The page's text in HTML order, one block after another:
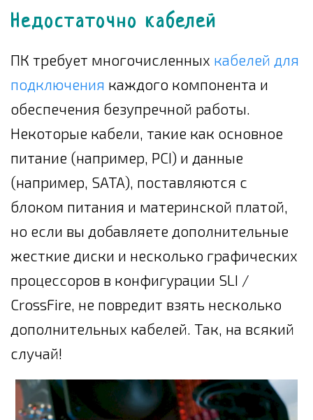
Недостаточно кабелей
ПК требует многочисленных кабелей для
подключения каждого компонента и
обеспечения безупречной работы.
Некоторые кабели, такие как основное
питание (например, PCI) и данные
(например, SATA), поставляются с
блоком питания и материнской платой,
но если вы добавляете дополнительные
жесткие диски и несколько графических
процессоров в конфигурации SLI /
CrossFire, не повредит взять несколько
дополнительных кабелей. Так, на всякий
случай!